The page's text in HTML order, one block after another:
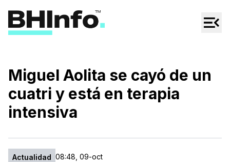
Regionales
Espectáculos
Tecno
Miguel Aolita se cayó de un
cuatri y está en terapia
intensiva
Actualidad 08:48, 09-oct